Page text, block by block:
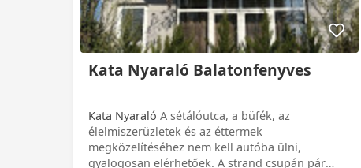
Kata Nyaraló Balatonfenyves
Kata Nyaraló
élelmiszerüzletek és az éttermek
megközelítéséhez nem kell autóba ülni,
gyalogosan elérhetőek. A strand csupán pár